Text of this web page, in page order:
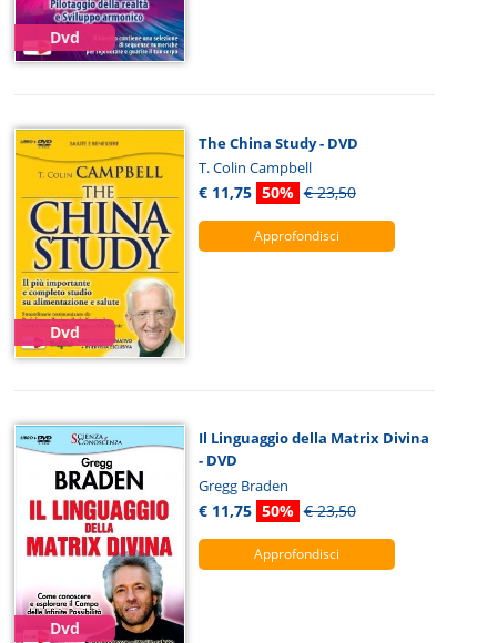
Dvd
Dvd
The China Study - DVD
T. Colin Campbell
€ 11,75 50% € 23,50
Approfondisci
Dvd
Il Linguaggio della Matrix Divina
- DVD
Gregg Braden
€ 11,75 50% € 23,50
Approfondisci